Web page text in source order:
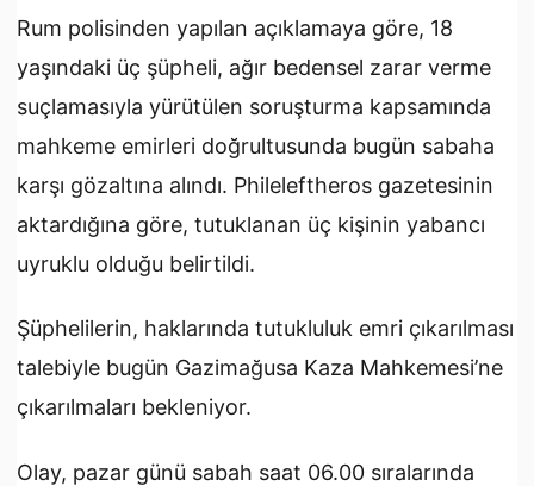
Rum polisinden yapılan açıklamaya göre, 18
yaşındaki üç şüpheli, ağır bedensel zarar verme
suçlamasıyla yürütülen soruşturma kapsamında
mahkeme emirleri doğrultusunda bugün sabaha
karşı gözaltına alındı. Phileleftheros gazetesinin
aktardığına göre, tutuklanan üç kişinin yabancı
uyruklu olduğu belirtildi.
Şüphelilerin, haklarında tutukluluk emri çıkarılması
talebiyle bugün Gazimağusa Kaza Mahkemesi’ne
çıkarılmaları bekleniyor.
Olay, pazar günü sabah saat 06.00 sıralarında